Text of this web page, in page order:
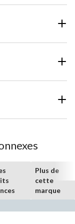
Plus de
cette
marque